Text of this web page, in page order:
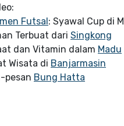
Futsal: Syawal Cup di
Terbuat dari Singkong
dan Vitamin dalam Madu
Wisata di Banjarmasin
pesan Bung Hatta